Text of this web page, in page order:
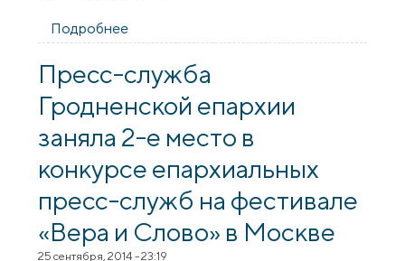
Подробнее
братства совершила паломничество по
святым местам России
Пресс-служба
Гродненской епархии
заняла 2-е место в
конкурсе епархиальных
пресс-служб на фестивале
«Вера и Слово» в Москве
25 сентября, 2014 - 23:19